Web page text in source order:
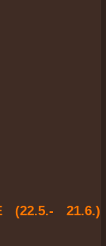
(22.5.- 21.6.)